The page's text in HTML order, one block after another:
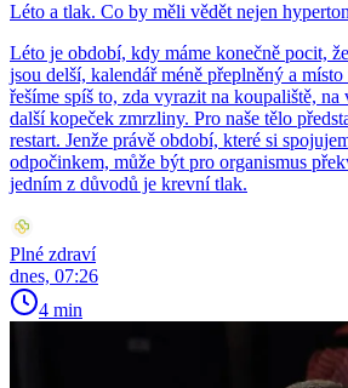
Léto a tlak. Co by měli vědět nejen
Léto je období, kdy máme konečně pocit,
jsou delší, kalendář méně přeplněný a
řešíme spíš to, zda vyrazit na koupaliště,
další kopeček zmrzliny. Pro naše tělo
restart. Jenže právě období, které si
odpočinkem, může být pro organismus
jedním z důvodů je krevní tlak.
Plné zdraví
dnes, 07:26
4 min